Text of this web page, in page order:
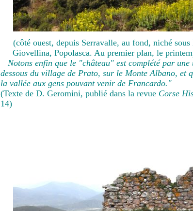
(côté ouest, depuis Serravalle, au fond, niché
Giovellina, Popolasca. Au premier plan, le
Notons enfin que le "château" est complété par une
dessous du village de Prato, sur le Monte Albano, et
la vallée aux gens pouvant venir de Francardo."
(Texte de D. Geromini, publié dans la revue Corse
14)